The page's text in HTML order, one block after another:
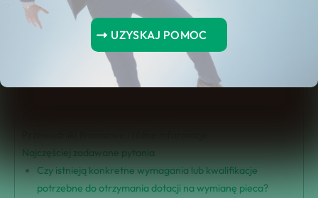
UZYSKAJ POMOC
Spis Treści
Najważniejsze wnioski
Korzyści i opcje związane z wymianą pieca
Czynniki kosztów i przykłady
Najczęściej zadawane pytania
Czy istnieją konkretne wymagania lub kwalifikacje
potrzebne do otrzymania dotacji na wymianę pieca?